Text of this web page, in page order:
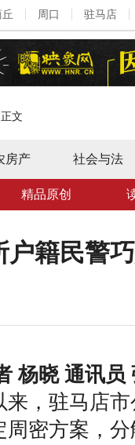
周口 驻马店
正文
房产 社会与法
精品原创
籍民警
杨晓 通讯员
，驻马店
密方案，